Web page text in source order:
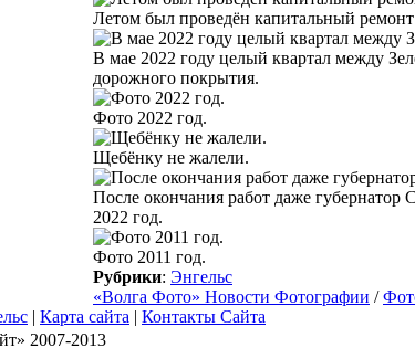
Летом был проведён капитальный
В мае 2022 году целый квартал между
дорожного покрытия.
Фото 2022 год.
Щебёнку не жалели.
После окончания работ даже
2022 год.
Фото 2011 год.
Рубрики: Энгельс
«Волга Фото» Новости Фотографии /
| Карта сайта | Контакты Сайта
2007-2013